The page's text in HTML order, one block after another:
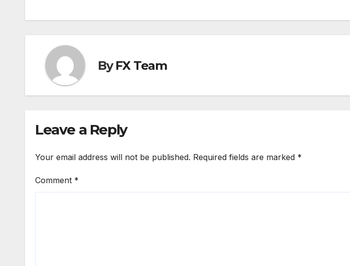
ByFX Team
Leave a Reply
Your email address will not be published. Required fields are marked *
Comment *